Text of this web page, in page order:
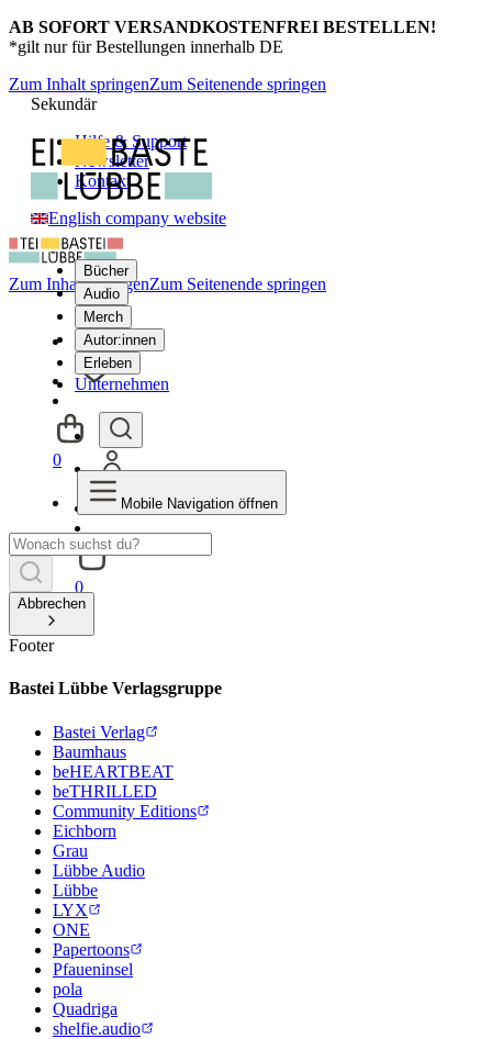
AB SOFORT VERSANDKOSTENFREI BESTELLEN!
*gilt nur für Bestellungen innerhalb DE
Zum Inhalt springenZum Seitenende springen
Sekundär
Hilfe & Support
Newsletter
Kontakt
English company website
Bücher
Audio
Merch
Autor:innen
Erleben
Unternehmen
0
Zum Inhalt springenZum Seitenende springen
0
Mobile Navigation öffnen
Abbrechen
Footer
Bastei Lübbe Verlagsgruppe
Bastei Verlag
Baumhaus
beHEARTBEAT
beTHRILLED
Community Editions
Eichborn
Grau
Lübbe Audio
Lübbe
LYX
ONE
Papertoons
Pfaueninsel
pola
Quadriga
shelfie.audio